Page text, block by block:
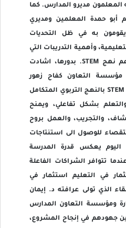
المعلمون مديرو المدارس. كما
أبو حمدة المعلمين ومديري
يقومون به في ظل التحديات
وأهمية التدريبات التي
يتلقونها في رفع كفاءة الأداء، ودعم نهج STEM. بدورها، اشادت
مؤسسة التعاون كفاح زهور
بمخرجات هذا البرنامج، واصفةً نهج STEM بالنهج التربوي المتكامل
بشكل تفاعلي، ويمنح
والتجريب، والعمل بروح
للوصول الى استنتاجات
يعكس قدرة المدرسة
تتوافر الشراكات الفاعلة
في التعليم استثمار في
الذي تولى عرافته د. إيمان
ومؤسسة التعاون المدارس
جهودهم في إنجاح المشروع،